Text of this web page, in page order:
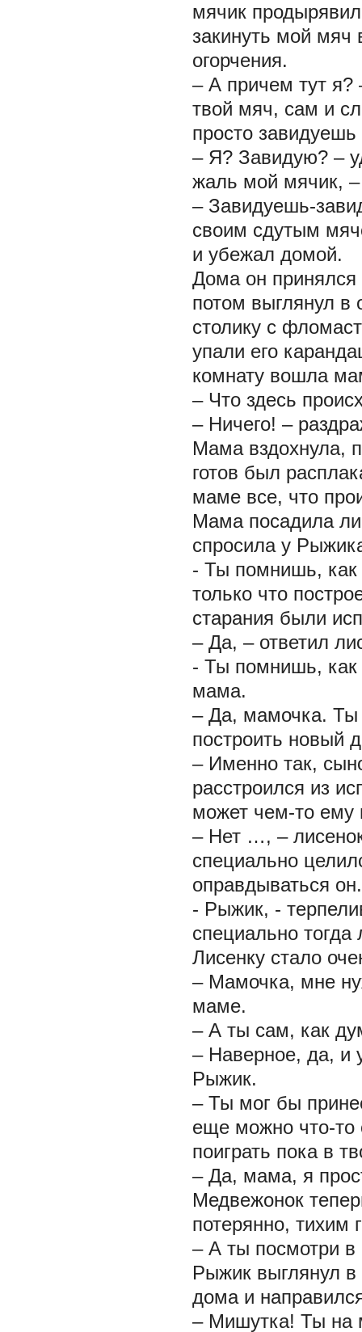
мячик
закинуть мой мяч
огорчения.
– А причем тут я?
твой мяч, сам и
просто
– Я? Завидую? –
жаль мой мячик, –
– Завидуешь-
своим сдутым
и убежал домой.
Дома он принялся
потом выглянул в
столику с
упали его
комнату вошла
– Что здесь
– Ничего! –
Мама вздохнула,
готов был
маме все, что
Мама посадила
спросила у
- Ты помнишь, как
только что
старания были
– Да, – ответил
- Ты помнишь, как
мама.
– Да, мамочка. Ты
построить новый
– Именно так,
расстроился из
может чем-то ему
– Нет …, –
специально
оправдываться он.
- Рыжик, -
специально
Лисенку стало
– Мамочка, мне
маме.
– А ты сам, как
– Наверное, да, и
Рыжик.
– Ты мог бы
еще можно что-то
поиграть пока в
– Да, мама, я
Медвежонок
потерянно, тихим
– А ты посмотри в
Рыжик выглянул
дома и
– Мишутка! Ты на